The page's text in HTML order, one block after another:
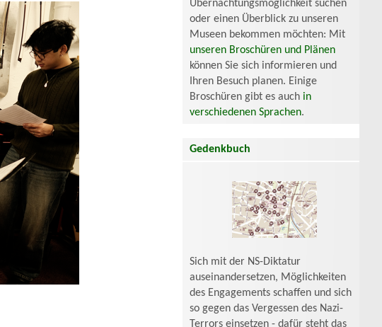
Übernachtungsmöglichkeit suchen
oder einen Überblick zu unseren
Museen bekommen möchten: Mit
unseren Broschüren und Plänen
können Sie sich informieren und
Ihren Besuch planen. Einige
Broschüren gibt es auch in
verschiedenen Sprachen.
Gedenkbuch
Sich mit der NS-Diktatur
auseinandersetzen, Möglichkeiten
des Engagements schaffen und sich
so gegen das Vergessen des Nazi-
Terrors einsetzen - dafür steht das